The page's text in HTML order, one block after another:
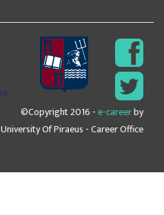
©Copyright 2016 -e-careerby
University Of Piraeus - Career Office